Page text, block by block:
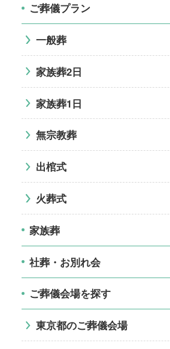
ご葬儀プラン
一般葬
家族葬2日
家族葬1日
無宗教葬
出棺式
火葬式
家族葬
社葬・お別れ会
ご葬儀会場を探す
東京都のご葬儀会場